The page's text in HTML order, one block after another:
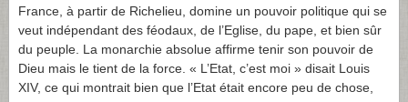
France, à partir de Richelieu, domine un pouvoir politique qui se
veut indépendant des féodaux, de l’Eglise, du pape, et bien sûr
du peuple. La monarchie absolue affirme tenir son pouvoir de
Dieu mais le tient de la force. « L’Etat, c’est moi » disait Louis
XIV, ce qui montrait bien que l’Etat était encore peu de chose,